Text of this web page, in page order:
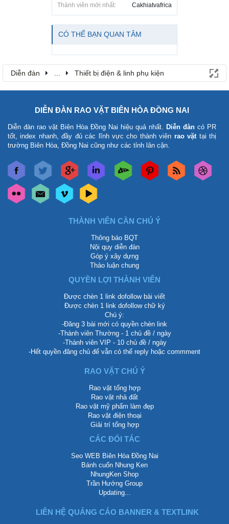
Thành viên mới nhất:
Cakhiatvafrica
CÓ THỂ BẠN QUAN TÂM
Diễn đàn Thiết bị điện & linh phụ kiện
DIỄN ĐÀN RAO VẶT BIÊN HÒA ĐỒNG NAI
Diễn đàn rao vặt Biên Hòa Đồng Nai hiệu quả nhất. Diễn đàn có PR
tốt, index nhanh, đầy đủ các lĩnh vực cho thành viên rao vặt tại thị
trường Biên Hòa, Đồng Nai cũng như các tỉnh lân cận.
THÀNH VIÊN CẦN CHÚ Ý
Thông báo BQT
Nội quy diễn đàn
Góp ý xây dựng
Thảo luận chung
QUYỀN LỢI THÀNH VIÊN
Được chèn 1 link dofollow bài viết
Được chèn 1 link dofollow chữ ký
Chú ý:
-Đăng 3 bài mới có quyền chèn link
-Thành viên Thường - 1 chủ đề / ngày
-Thành viên VIP - 10 chủ đề / ngày
-Hết quyền đăng chủ để vẫn có thể reply hoặc commment
RAO VẶT CHÚ Ý
Rao vặt tổng hợp
Rao vặt nhà đất
Rao vặt mỹ phẩm làm đẹp
Rao vặt điện thoại
Giải trí tổng hợp
CÁC ĐỐI TÁC
Seo WEB Biên Hòa Đồng Nai
Bánh cuốn Nhung Ken
NhungKen Shop
Trần Hướng Group
Updating...
LIÊN HỆ QUẢNG CÁO BANNER & TEXTLINK